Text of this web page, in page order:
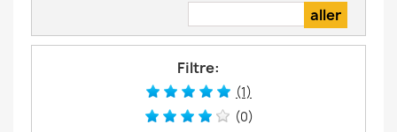
Filtre:
(1)
(0)